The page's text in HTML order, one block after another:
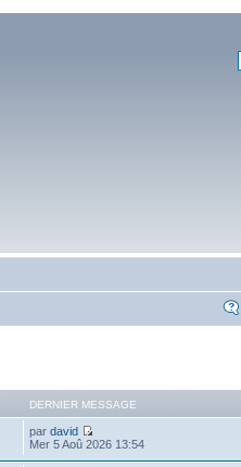
DERNIER MESSAGE
pardavid
Mer 5 Aoû 2026 13:54